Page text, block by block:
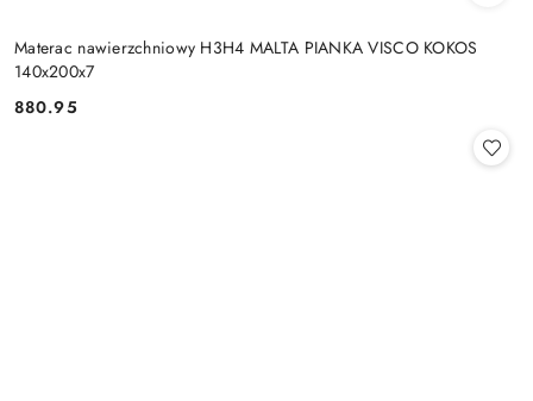
Materac nawierzchniowy H3H4 MALTA PIANKA VISCO KOKOS
140x200x7
Cena:
880.95